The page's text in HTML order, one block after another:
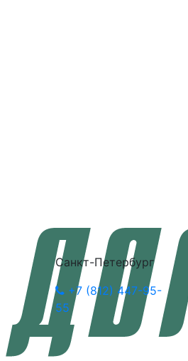
Санкт-Петербург
+7 (812) 447-95-
55